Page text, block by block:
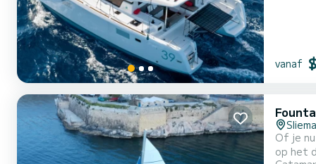
vanaf
Sliema
Of je
op het